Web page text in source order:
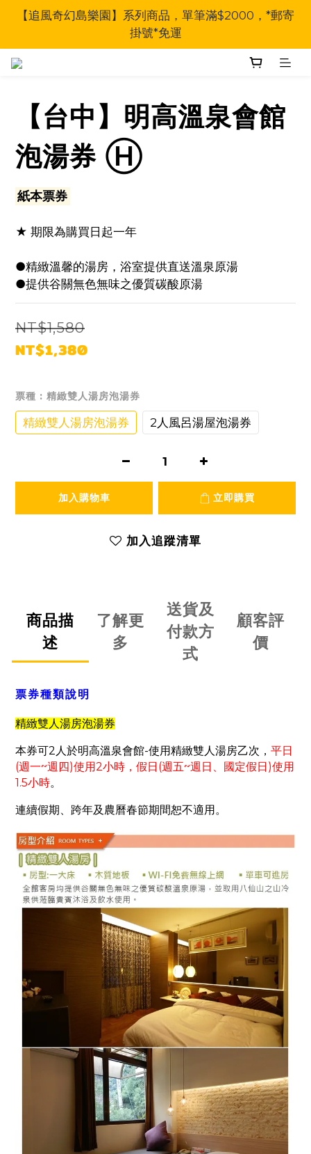
【追風奇幻島樂園】系列商品，單筆滿$2000，*郵寄
掛號*免運
【台中】明高溫泉會館
泡湯券 Ⓗ
紙本票券
★ 期限為購買日起一年
●精緻溫馨的湯房，浴室提供直送溫泉原湯
●提供谷關無色無味之優質碳酸原湯
NT$1,580
NT$1,380
票種 : 精緻雙人湯房泡湯券
精緻雙人湯房泡湯券 2人風呂湯屋泡湯券
加入購物車 立即購買
加入追蹤清單
商品描
述
了解更
多
送貨及
付款方
式
顧客評
價
票券種類說明
精緻雙人湯房泡湯券
本券可2人於明高溫泉會館-使用精緻雙人湯房乙次， 平日
(週一~週四)使用2小時，假日 (週五~週日、國定假日 )使用
1.5小時。
連續假期、跨年及農曆春節期間恕不適用。